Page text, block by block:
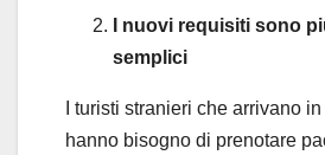
I nuovi requisiti sono
semplici
I turisti stranieri che arrivano
hanno bisogno di prenotare